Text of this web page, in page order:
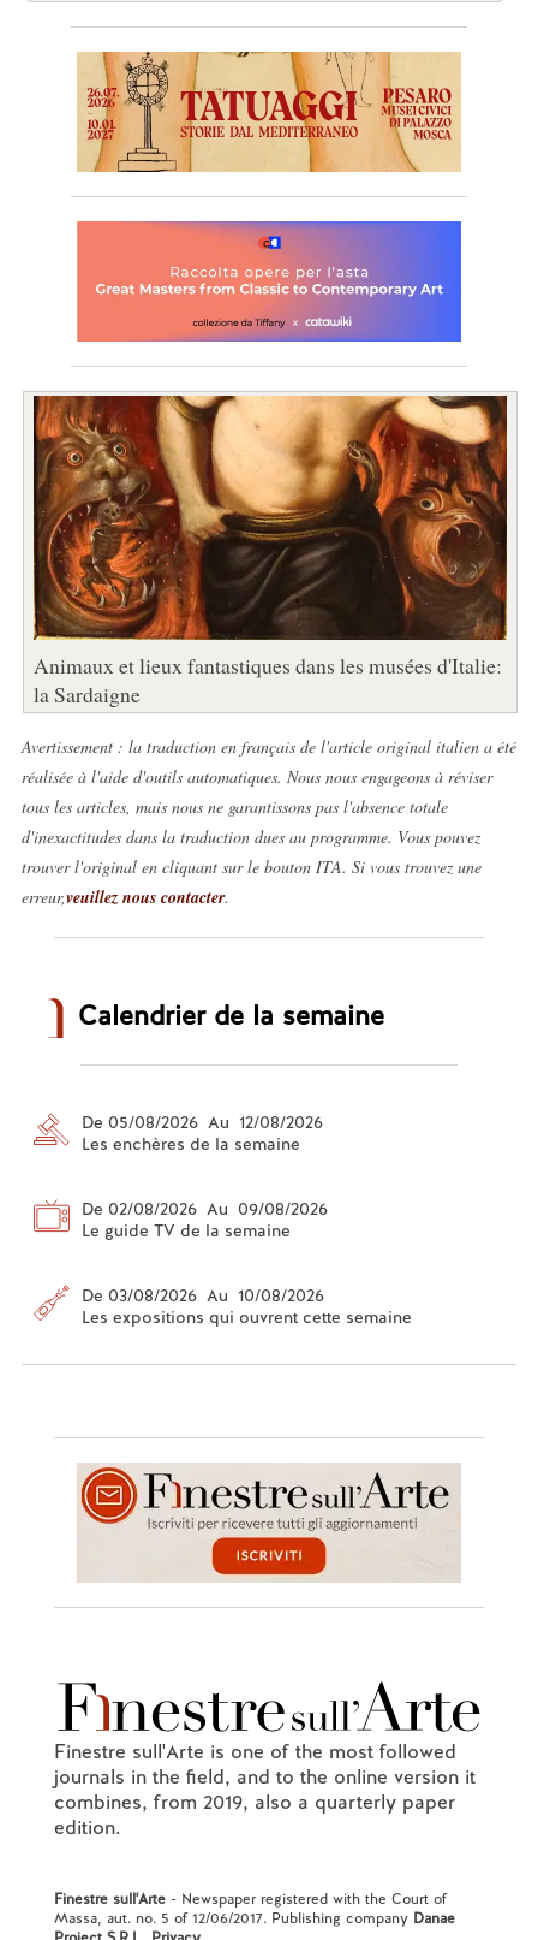
Animaux et lieux fantastiques dans les musées d'Italie:
la Sardaigne
Avertissement : la traduction en français de l'article original italien a été
réalisée à l'aide d'outils automatiques. Nous nous engageons à réviser
tous les articles, mais nous ne garantissons pas l'absence totale
d'inexactitudes dans la traduction dues au programme. Vous pouvez
trouver l'original en cliquant sur le bouton ITA. Si vous trouvez une
erreur,veuillez nous contacter.
Calendrier de la semaine
De 05/08/2026 Au 12/08/2026
Les enchères de la semaine
De 02/08/2026 Au 09/08/2026
Le guide TV de la semaine
De 03/08/2026 Au 10/08/2026
Les expositions qui ouvrent cette semaine
Finestre sull'Arte is one of the most followed
journals in the field, and to the online version it
combines, from 2019, also a quarterly paper
edition.
Finestre sull'Arte- Newspaper registered with the Court of
Massa, aut. no. 5 of 12/06/2017. Publishing company Danae